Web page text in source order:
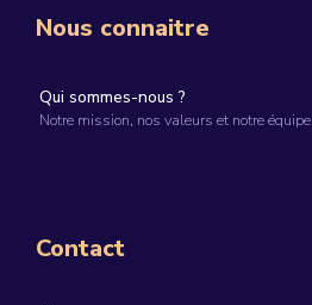
Nous connaitre
Qui sommes-nous ?
Notre mission, nos valeurs et notre équipe
Contact